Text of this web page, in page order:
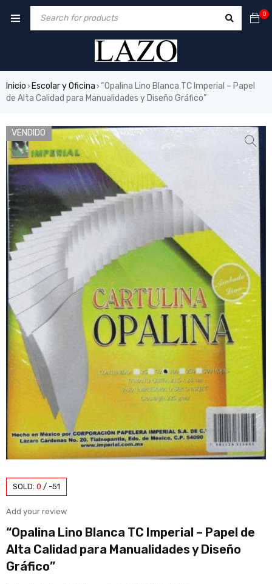
0
Inicio › Escolar y Oficina › “Opalina Lino Blanca TC Imperial – Papel
de Alta Calidad para Manualidades y Diseño Gráfico”
VENDIDO
SOLD: 0 / -51
Add your review
“Opalina Lino Blanca TC Imperial – Papel de
Alta Calidad para Manualidades y Diseño
Gráfico”